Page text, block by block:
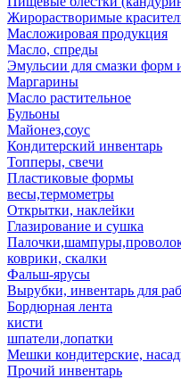
Жирорастворимые
Масложировая продукция
Масло, спреды
Эмульсии для смазки форм
Маргарины
Масло растительное
Бульоны
Майонез,соус
Кондитерский инвентарь
Топперы, свечи
Пластиковые формы
весы,термометры
Открытки, наклейки
Глазирование и сушка
коврики, скалки
Фальш-ярусы
Вырубки, инвентарь для
Бордюрная лента
кисти
шпатели,лопатки
Мешки кондитерские,
Прочий инвентарь